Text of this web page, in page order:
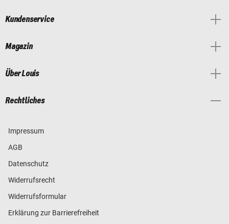
Kundenservice
Magazin
Über Louis
Rechtliches
Impressum
AGB
Datenschutz
Widerrufsrecht
Widerrufsformular
Erklärung zur Barrierefreiheit